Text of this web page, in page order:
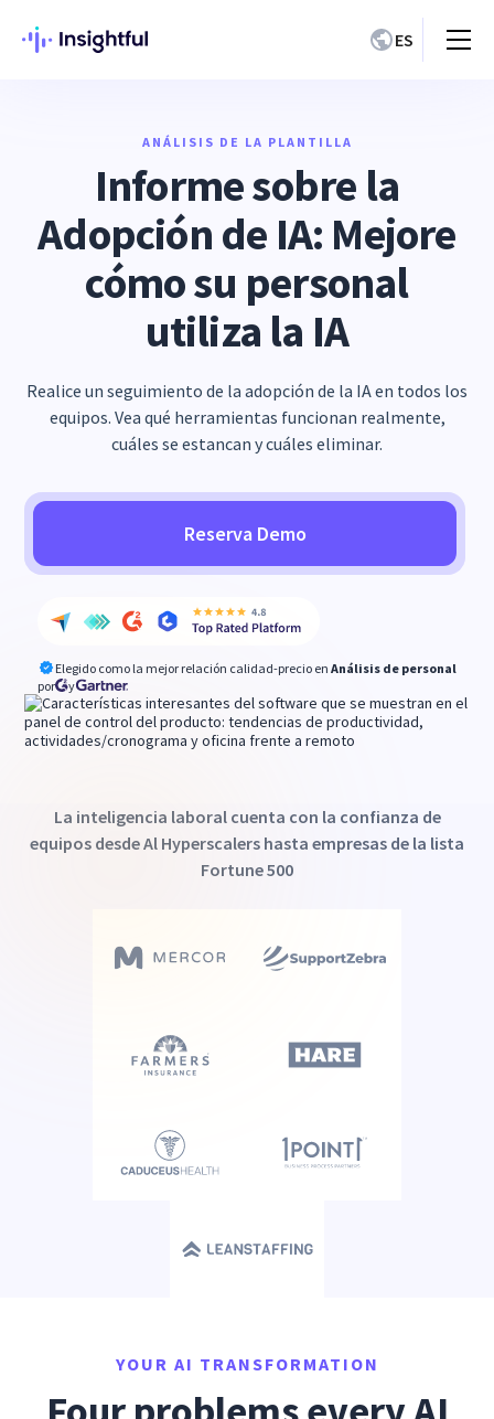
ES
ANÁLISIS DE LA PLANTILLA
Informe sobre la
Adopción de IA: Mejore
cómo su personal
utiliza la IA
Realice un seguimiento de la adopción de la IA en todos los
equipos. Vea qué herramientas funcionan realmente,
cuáles se estancan y cuáles eliminar.
Reserva Demo
Elegido como la mejor relación calidad-precio en Análisis de personal
por
y
La inteligencia laboral cuenta con la confianza de
equipos desde Al Hyperscalers hasta empresas de la lista
Fortune 500
YOUR AI TRANSFORMATION